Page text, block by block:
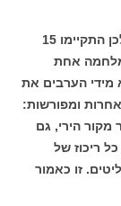
ובכן, אחרי 125 שנים של המפעל הציוני שבמהלכן התקיימו 15
אחת
מידי הערבים את
ומפורשות:
הירי, גם
ריכוז של
זו כאמור